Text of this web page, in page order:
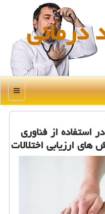
درمانی
منو
استفاده از فناوری
های ارزیابی اختلالات